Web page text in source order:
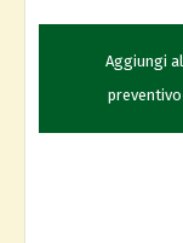
Aggiungi al
preventivo